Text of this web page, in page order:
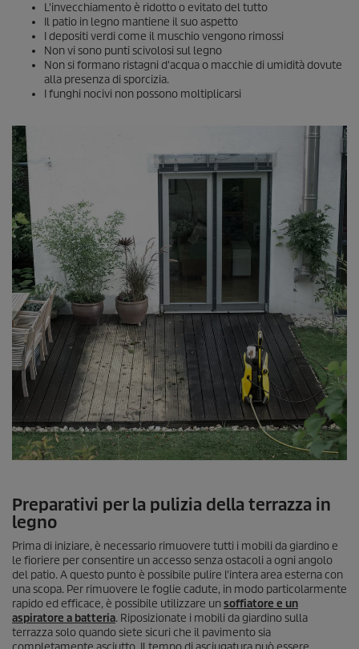
L'invecchiamento è ridotto o evitato del tutto
Il patio in legno mantiene il suo aspetto
I depositi verdi come il muschio vengono rimossi
Non vi sono punti scivolosi sul legno
Non si formano ristagni d'acqua o macchie di umidità dovute
alla presenza di sporcizia.
I funghi nocivi non possono moltiplicarsi
Preparativi per la pulizia della terrazza in
legno
Prima di iniziare, è necessario rimuovere tutti i mobili da giardino e
le fioriere per consentire un accesso senza ostacoli a ogni angolo
del patio. A questo punto è possibile pulire l'intera area esterna con
una scopa. Per rimuovere le foglie cadute, in modo particolarmente
rapido ed efficace, è possibile utilizzare unsoffiatore e un
aspiratore a batteria. Riposizionate i mobili da giardino sulla
terrazza solo quando siete sicuri che il pavimento sia